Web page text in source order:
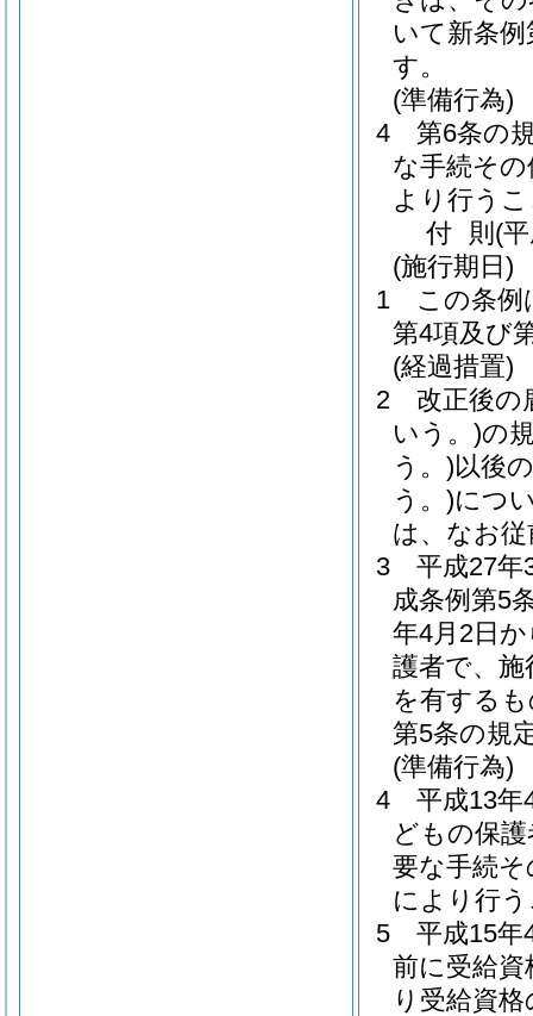
いて新条
す。
(準備行為)
4
第6条の
な手続そ
より行う
付 則 (
(施行期日)
1
この条例
第4項及び
(経過措置)
2
改正後の
いう。)の
う。)以後
う。)につ
は、なお
3
平成27年
成条例第5
年4月2日
護者で、
を有する
第5条の規
(準備行為)
4
平成13年
どもの保
要な手続
により行
5
平成15年
前に受給
り受給資